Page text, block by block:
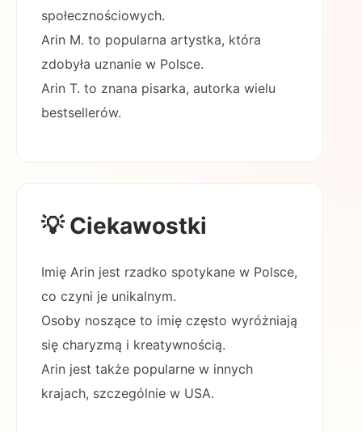
społecznościowych.
Arin M. to popularna artystka, która
zdobyła uznanie w Polsce.
Arin T. to znana pisarka, autorka wielu
bestsellerów.
💡 Ciekawostki
Imię Arin jest rzadko spotykane w Polsce,
co czyni je unikalnym.
Osoby noszące to imię często wyróżniają
się charyzmą i kreatywnością.
Arin jest także popularne w innych
krajach, szczególnie w USA.